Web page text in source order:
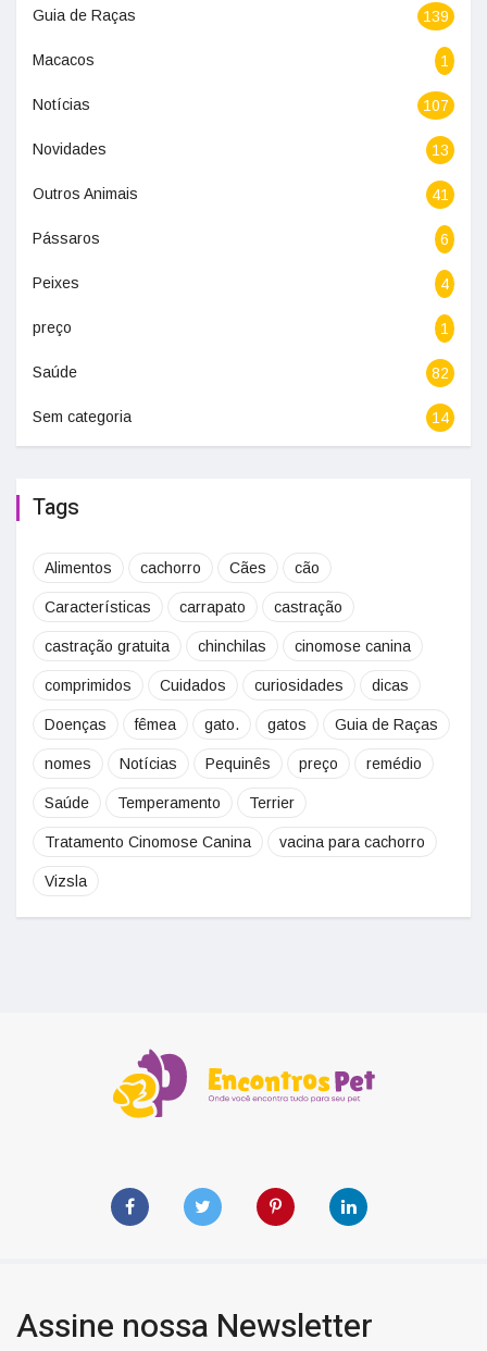
Guia de Raças 139
Macacos 1
Notícias 107
Novidades 13
Outros Animais 41
Pássaros 6
Peixes 4
preço 1
Saúde 82
Sem categoria 14
Tags
Alimentos cachorro Cães cão
Características carrapato castração
castração gratuita chinchilas cinomose canina
comprimidos Cuidados curiosidades dicas
Doenças fêmea gato. gatos Guia de Raças
nomes Notícias Pequinês preço remédio
Saúde Temperamento Terrier
Tratamento Cinomose Canina vacina para cachorro
Vizsla
Assine nossa Newsletter